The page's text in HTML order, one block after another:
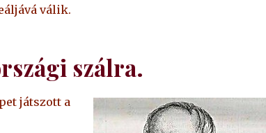
válik.
szálra.
játszott a